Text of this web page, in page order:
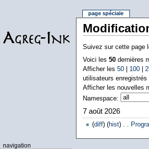
Suivez sur cette page
Voici les 50dernières
Afficher les 50| 100|
utilisateurs enregistrés |
Afficher les nouvelles
Namespace:
7 août 2026
(diff) (hist) . .
page spéciale
navigation